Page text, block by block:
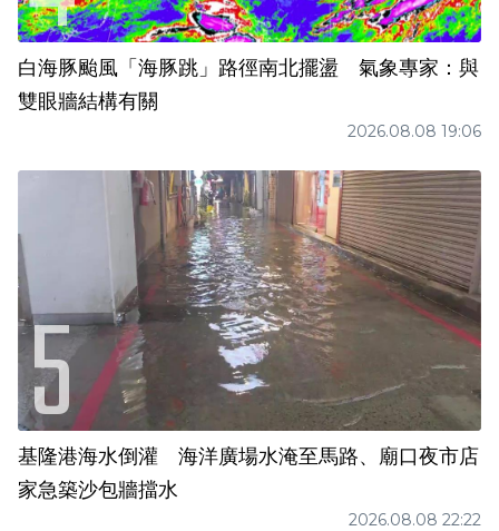
白海豚颱風「海豚跳」路徑南北擺盪 氣象專家：與
雙眼牆結構有關
2026.08.08 19:06
基隆港海水倒灌 海洋廣場水淹至馬路、廟口夜市店
家急築沙包牆擋水
2026.08.08 22:22